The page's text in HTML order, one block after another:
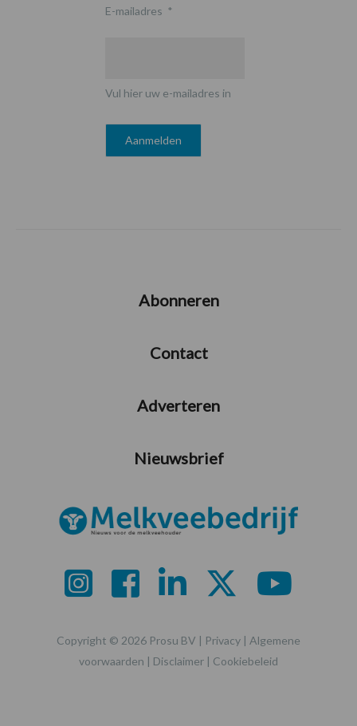
E-mailadres *
Vul hier uw e-mailadres in
Abonneren
Contact
Adverteren
Nieuwsbrief
Copyright © 2026 Prosu BV | Privacy | Algemene
voorwaarden | Disclaimer | Cookiebeleid